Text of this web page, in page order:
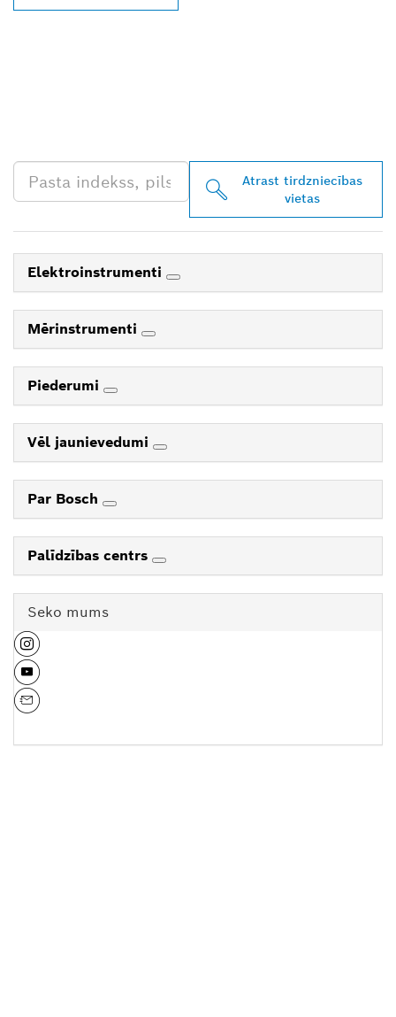
Atrast tirdzniecības
vietas
Elektroinstrumenti
Mērinstrumenti
Piederumi
Vēl jaunievedumi
Par Bosch
Palīdzības centrs
Seko mums